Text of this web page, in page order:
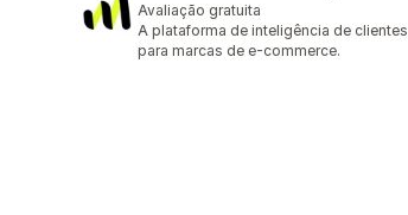
Avaliação gratuita
A plataforma de inteligência de clientes
para marcas de e-commerce.